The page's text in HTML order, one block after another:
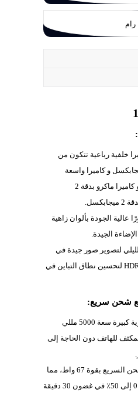
ريلمي 11 بكاميرا خلفية رباعية تتكون من
رئيسية بدقة 108 ميجابكسل و كاميرا واسعة
الزاوية بدقة 8 ميجابكسل و كاميرا ماكرو بدقة 2
عالية الجودة بألوان زاهية
الجيدة.
لتصوير صور جيدة في
الإضاءة المنخفضة و ميزة HDR لتحسين نطاق التباين في
يأتي هاتف ريلمي 11 ببطارية كبيرة سعة 5000 مللي
للهاتف دون الحاجة إلى
كما يدعم الهاتف تقنية الشحن السريع بقوة 67 واط، مما
يسمح بشحن البطارية من 0 إلى 50٪ في غضون 30 دقيقة